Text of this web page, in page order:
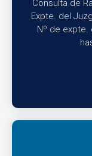
Consulta de
Expte. del
Nº de expte.